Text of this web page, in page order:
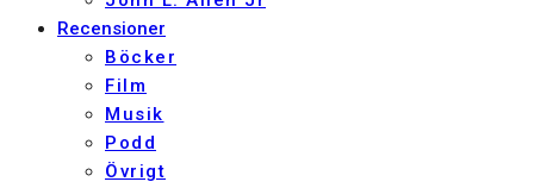
Recensioner
Böcker
Film
Musik
Podd
Övrigt